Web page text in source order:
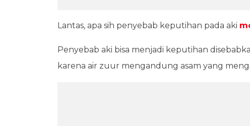
Lantas, apa sih penyebab keputihan pada aki
Penyebab aki bisa menjadi keputihan
karena air zuur mengandung asam yang